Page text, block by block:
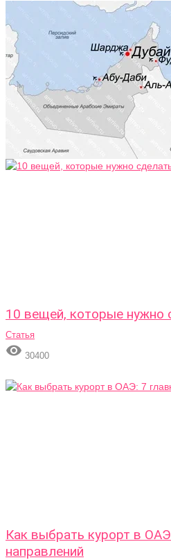
10 вещей, которые нужно
Статья
 30400
Как выбрать курорт в
направлений